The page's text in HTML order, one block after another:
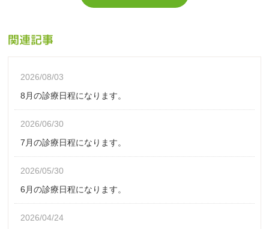
関連記事
2026/08/03
8月の診療日程になります。
2026/06/30
7月の診療日程になります。
2026/05/30
6月の診療日程になります。
2026/04/24